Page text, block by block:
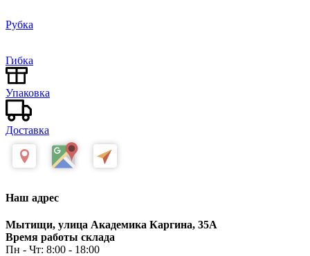
Рубка
Гибка
Упаковка
Доставка
Наш адрес
Мытищи, улица Академика Каргина, 35А
Время работы склада
Пн - Чт: 8:00 - 18:00